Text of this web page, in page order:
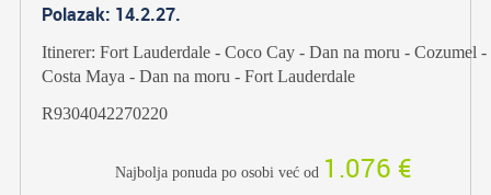
Polazak: 14.2.27.
Itinerer: Fort Lauderdale - Coco Cay - Dan na moru - Cozumel -
Costa Maya - Dan na moru - Fort Lauderdale
R9304042270220
Najbolja ponuda po osobi već od 1.076 €